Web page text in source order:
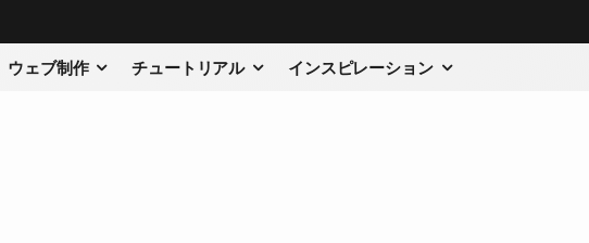
ウェブ制作 チュートリアル インスピレーション